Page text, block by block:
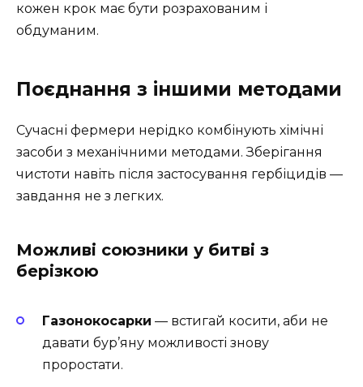
кожен крок має бути розрахованим і
обдуманим.
Поєднання з іншими методами
Сучасні фермери нерідко комбінують хімічні
засоби з механічними методами. Зберігання
чистоти навіть після застосування гербіцидів —
завдання не з легких.
Можливі союзники у битві з
берізкою
Газонокосарки — встигай косити, аби не
давати бур’яну можливості знову
проростати.